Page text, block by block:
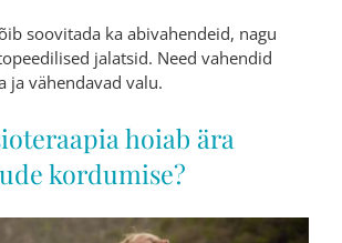
soovitada ka abivahendeid, nagu
jalatsid. Need vahendid
ja vähendavad valu.
hoiab ära
kordumise?